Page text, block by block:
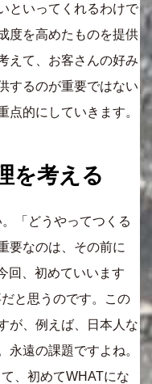
といってくれるわけで
度を高めたものを提供
えて、お客さんの好み
するのが重要ではない
点的にしていきます。
を考える
「どうやってつくる
要なのは、その前に
回、初めていいます
と思うのです。この
が、例えば、日本人な
永遠の課題ですよね。
、初めてWHATにな